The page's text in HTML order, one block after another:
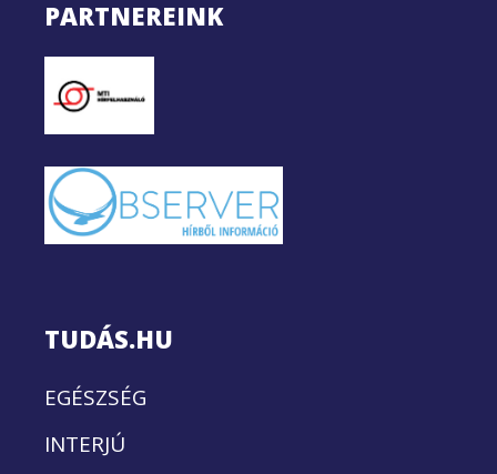
PARTNEREINK
TUDÁS.HU
EGÉSZSÉG
INTERJÚ